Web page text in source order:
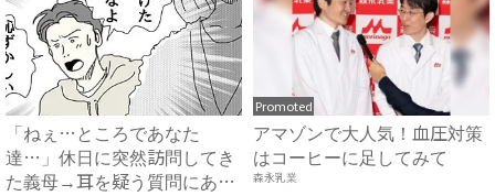
「ねぇ…ところであなた
達…」休日に突然訪問してき
た義母→耳を疑う質問にあ
Promoted
アマゾンで大人気！血圧対策
はコーヒーに足してみて
森永乳業